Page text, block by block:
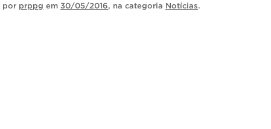
por prppg em 30/05/2016, na categoria Notícias.